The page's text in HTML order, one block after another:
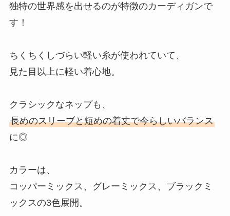
独特の世界感を出せるのが特徴のカーディガンで
す！
ちくちくしづらい軽い糸が使われていて、
見た目以上に軽い着心地。
クラシックなネップも、
長めのスリーブと短めの着丈で今らしいバランス
に◎
カラーは、
コッパーミックス、グレーミックス、ブラックミ
ックスの3色展開。